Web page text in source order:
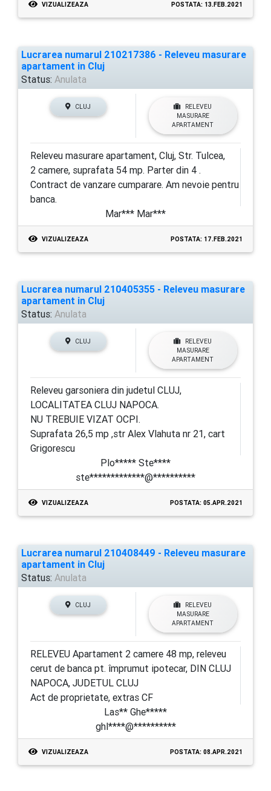
VIZUALIZEAZA POSTATA: 13.FEB.2021
Lucrarea numarul 210217386 - Releveu masurare
apartament in Cluj
Status: Anulata
CLUJ
RELEVEU
MASURARE
APARTAMENT
Releveu masurare apartament, Cluj, Str. Tulcea,
2 camere, suprafata 54 mp. Parter din 4 .
Contract de vanzare cumparare. Am nevoie pentru
banca.
Mar*** Mar***
VIZUALIZEAZA POSTATA: 17.FEB.2021
Lucrarea numarul 210405355 - Releveu masurare
apartament in Cluj
Status: Anulata
CLUJ
RELEVEU
MASURARE
APARTAMENT
Releveu garsoniera din judetul CLUJ,
LOCALITATEA CLUJ NAPOCA.
NU TREBUIE VIZAT OCPI.
Suprafata 26,5 mp ,str Alex Vlahuta nr 21, cart
Grigorescu
Plo***** Ste****
ste*************@**********
VIZUALIZEAZA POSTATA: 05.APR.2021
Lucrarea numarul 210408449 - Releveu masurare
apartament in Cluj
Status: Anulata
CLUJ
RELEVEU
MASURARE
APARTAMENT
RELEVEU Apartament 2 camere 48 mp, releveu
cerut de banca pt. împrumut ipotecar, DIN CLUJ
NAPOCA, JUDETUL CLUJ
Act de proprietate, extras CF
Las** Ghe*****
ghl****@**********
VIZUALIZEAZA POSTATA: 08.APR.2021